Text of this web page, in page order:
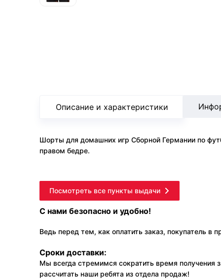
Описание и характеристики
Шорты для домашних игр Сборной Германии по
правом бедре.
Посмотреть все пункты выдачи
С нами безопасно и удобно!
Ведь перед тем, как оплатить заказ, покупатель в
Сроки доставки:
Мы всегда стремимся сократить время получения
рассчитать наши ребята из отдела продаж!